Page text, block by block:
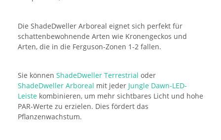
Die ShadeDweller Arboreal eignet sich perfekt für
schattenbewohnende Arten wie Kronengeckos und
Arten, die in die Ferguson-Zonen 1-2 fallen.
Sie können ShadeDweller Terrestrial oder
ShadeDweller Arboreal mit jeder Jungle Dawn-LED-
Leiste kombinieren, um mehr sichtbares Licht und hohe
PAR-Werte zu erzielen. Dies fördert das
Pflanzenwachstum.